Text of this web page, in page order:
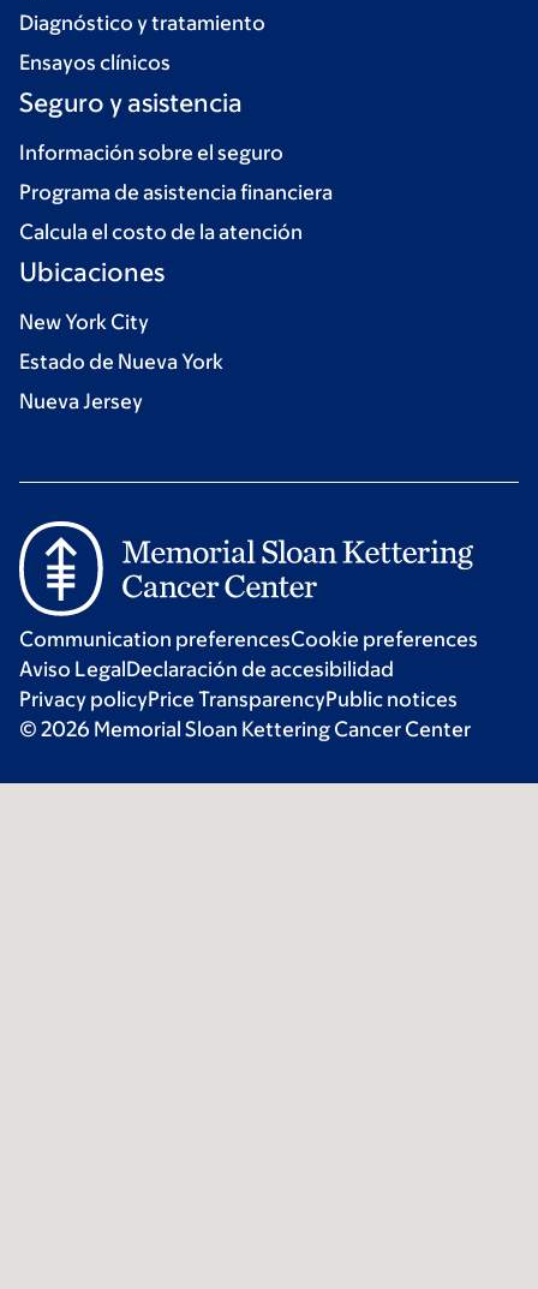
Diagnóstico y tratamiento
Ensayos clínicos
Seguro y asistencia
Información sobre el seguro
Programa de asistencia financiera
Calcula el costo de la atención
Ubicaciones
New York City
Estado de Nueva York
Nueva Jersey
Communication preferencesCookie preferences
Aviso LegalDeclaración de accesibilidad
Privacy policyPrice TransparencyPublic notices
© 2026 Memorial Sloan Kettering Cancer Center